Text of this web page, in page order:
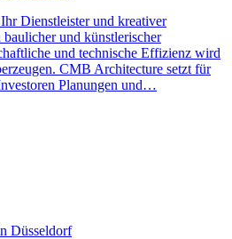
Dienstleister und kreativer
und künstlerischer
und technische Effizienz wird
CMB Architecture setzt für
Planungen und…
Düsseldorf